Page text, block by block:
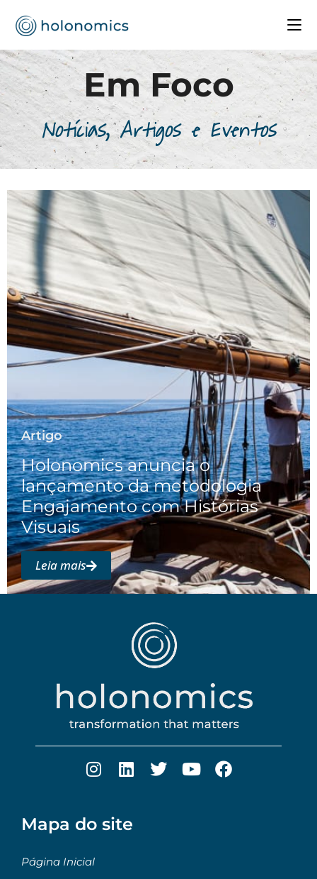
Em Foco
Notícias, Artigos e Eventos
Artigo
Holonomics anuncia o
lançamento da metodologia
Engajamento com Histórias
Visuais
Leia mais
Mapa do site
Página Inicial